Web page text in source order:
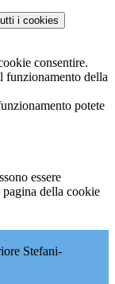
i cookies
consentire.
funzionamento della
potete
essere
della cookie
Stefani-